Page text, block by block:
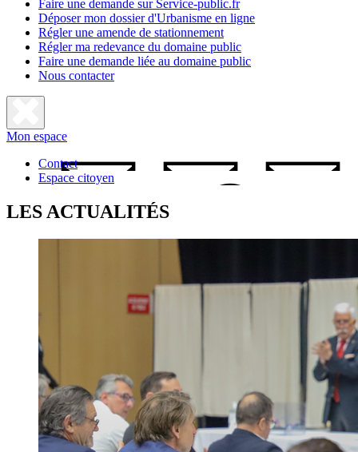
Faire une demande sur Service-public.fr
Déposer mon dossier d'Urbanisme en ligne
Régler une amende de stationnement
Régler ma redevance du domaine public
Faire une demande liée au domaine public
Nous contacter
Fermer
la
Mon espace
Contact
Espace citoyen
LES ACTUALITÉS
de